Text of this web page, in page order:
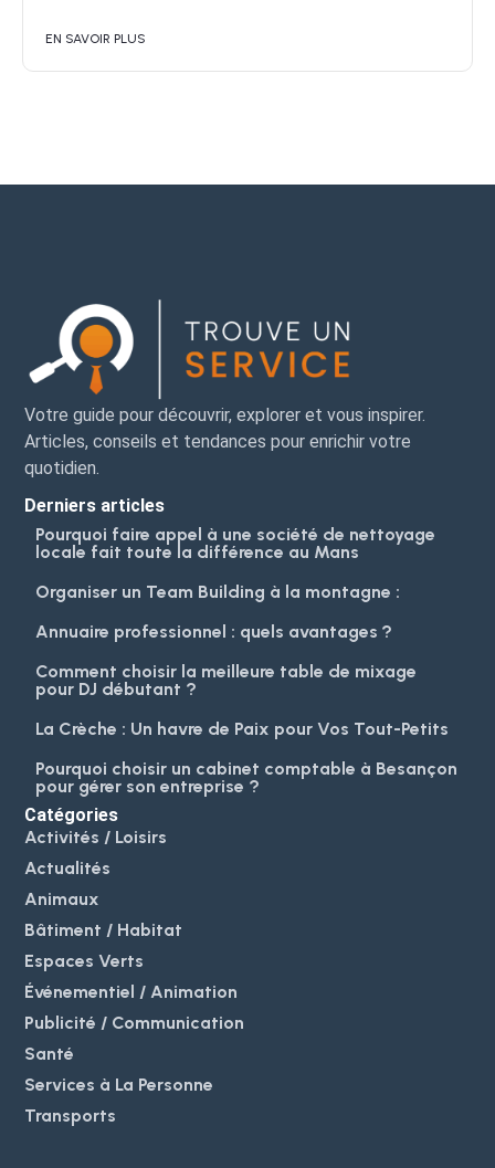
EN SAVOIR PLUS
Votre guide pour découvrir, explorer et vous inspirer.
Articles, conseils et tendances pour enrichir votre
quotidien.
Derniers articles
Pourquoi faire appel à une société de nettoyage
locale fait toute la différence au Mans
Organiser un Team Building à la montagne :
Annuaire professionnel : quels avantages ?
Comment choisir la meilleure table de mixage
pour DJ débutant ?
La Crèche : Un havre de Paix pour Vos Tout-Petits
Pourquoi choisir un cabinet comptable à Besançon
pour gérer son entreprise ?
Catégories
Activités / Loisirs
Actualités
Animaux
Bâtiment / Habitat
Espaces Verts
Événementiel / Animation
Publicité / Communication
Santé
Services à La Personne
Transports